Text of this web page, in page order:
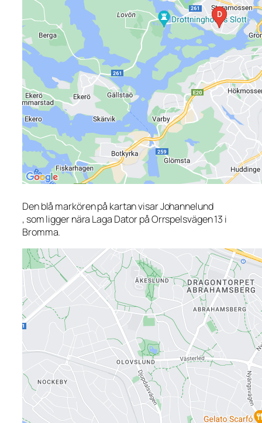
Den blå markören på kartan visar Johannelund
, som ligger nära Laga Dator på Orrspelsvägen 13 i
Bromma.